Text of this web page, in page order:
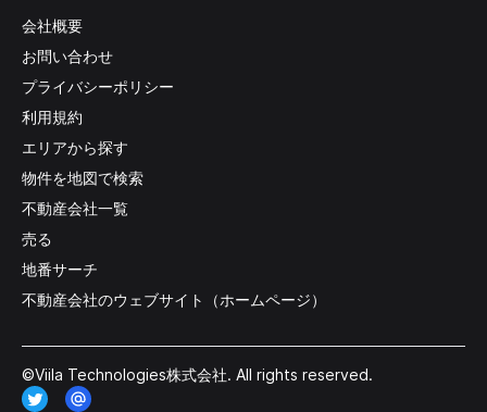
会社概要
お問い合わせ
プライバシーポリシー
利用規約
エリアから探す
物件を地図で検索
不動産会社一覧
売る
地番サーチ
不動産会社のウェブサイト（ホームページ）
©Viila Technologies株式会社. All rights reserved.